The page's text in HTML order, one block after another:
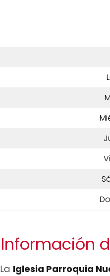
Información
La Iglesia Parroquia